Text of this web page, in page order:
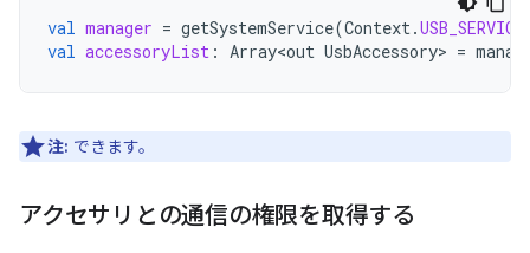
val manager = getSystemService(Context.USB_SERVICE
val accessoryList : Array<out UsbAccessory> =
注: できます。
アクセサリとの通信の権限を取得する